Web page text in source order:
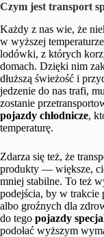
Czym jest transport
Każdy z nas wie, że
w wyższej
lodówki, z których
domach. Dzięki nim
dłuższą świeżość i
jedzenie do nas trafi,
zostanie
pojazdy chłodnicze,
temperaturę.
Zdarza się też, że
produkty — większe,
mniej stabilne. To też
podejścia, by w trakcie
albo groźnych dla
do tego pojazdy
podołać wyższym